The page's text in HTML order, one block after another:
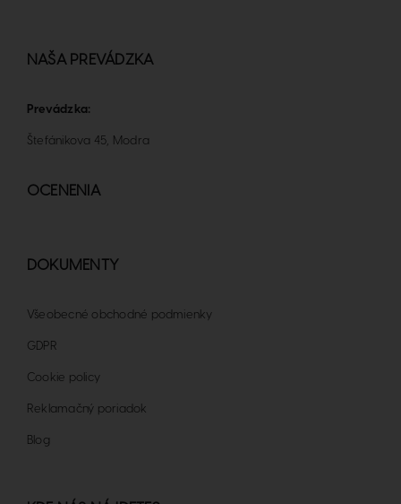
NAŠA PREVÁDZKA
Prevádzka:
Štefánikova 45, Modra
OCENENIA
DOKUMENTY
Všeobecné obchodné podmienky
GDPR
Cookie policy
Reklamačný poriadok
Blog